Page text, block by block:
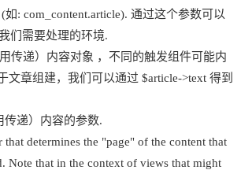
如: com_content.article). 通过这个参数可以
们需要处理的环境.
传递）内容对象 ，不同的触发组件可能内
文章组建，我们可以通过 $article->text 得到
传递）内容的参数.
that determines the "page" of the content that
Note that in the context of views that might